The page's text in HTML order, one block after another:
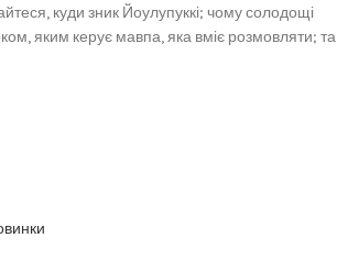
куди зник Йоулупуккі; чому солодощі
яким керує мавпа, яка вміє розмовляти; та